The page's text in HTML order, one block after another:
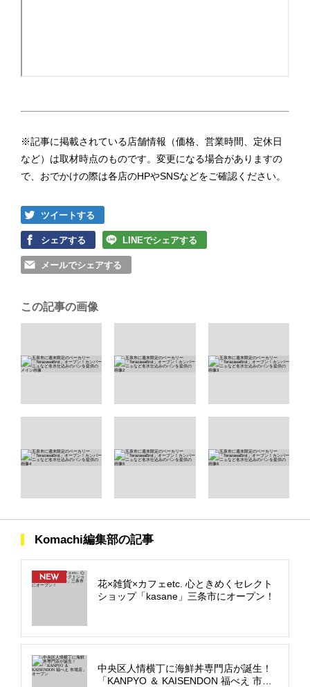
※記事に掲載されている店舗情報（価格、営業時間、定休日
など）は取材時点のものです。変更になる場合がありますの
で、おでかけの際は各店のHPやSNSなどをご確認ください。
ツイートする
シェアする LINEでシェアする
メールでシェアする
この記事の画像
Komachi編集部の記事
NEW
花×雑貨×カフェetc. 心ときめくセレクト
ショップ「kasane」三条市にオープン！
中央区人情横丁に海鮮丼専門店が誕生！
「KANPYO ＆ KAISENDON 福べえ 市場